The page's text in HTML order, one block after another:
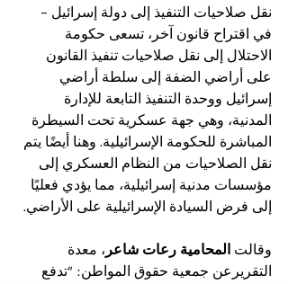
نقل صلاحيات التنفيذ إلى دولة إسرائيل –
في اقتراح قانون آخر، تسعى حكومة
الاحتلال إلى نقل صلاحيات تنفيذ القانون
على أراضي الضفة إلى سلطة أراضي
إسرائيل ووحدة التنفيذ التابعة للإدارة
المدنية، وهي جهة عسكرية تحت السيطرة
المباشرة للحكومة الإسرائيلية. وهنا أيضًا يتم
نقل الصلاحيات من النظام العسكري إلى
مؤسسات مدنية إسرائيلية، مما يؤدي فعليًا
إلى فرض السيادة الإسرائيلية على الأراضي.
وقالت المحامية رعات شاعر ، معدة
التقريرعن جمعية حقوق المواطن: "تدفع